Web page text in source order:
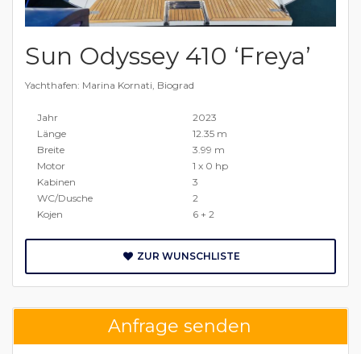
Sun Odyssey 410 ‘Freya’
Yachthafen: Marina Kornati, Biograd
Jahr
2023
Länge
12.35 m
Breite
3.99 m
Motor
1 x 0 hp
Kabinen
3
WC/Dusche
2
Kojen
6 + 2
ZUR WUNSCHLISTE
Anfrage senden